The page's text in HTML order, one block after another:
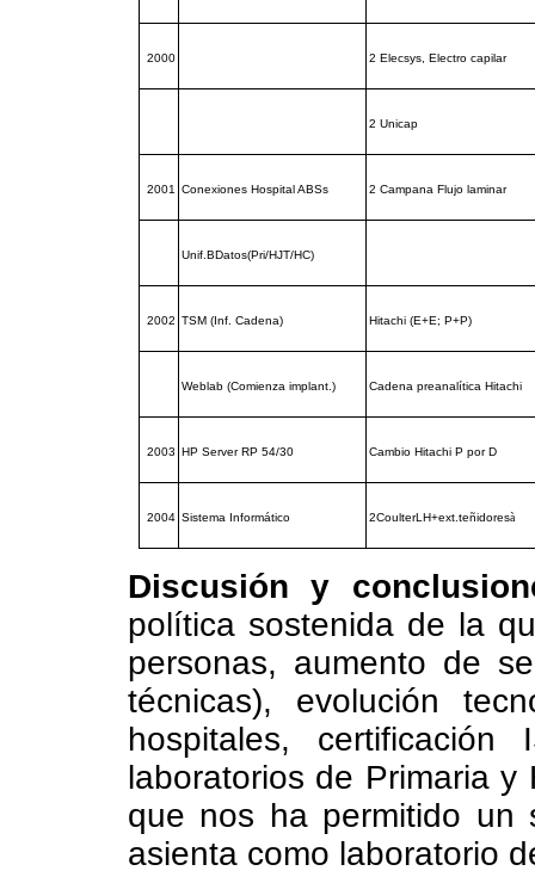
2000 2 Elecsys, Electro capilar
2 Unicap
2001 Conexiones Hospital ABSs 2 Campana Flujo laminar
Unif.BDatos(Pri/HJT/HC)
2002 TSM (Inf. Cadena) Hitachi (E+E; P+P)
Weblab (Comienza implant.) Cadena preanalítica Hitachi
2003 HP Server RP 54/30 Cambio Hitachi P por D
2004 Sistema Informático 2CoulterLH+ext.teñidoresà
Discusión y
política sostenida de la
personas, aumento de
técnicas), evolución
hospitales,
laboratorios de Primaria
que nos ha permitido un
asienta como laboratorio